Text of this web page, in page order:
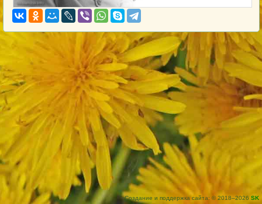
Создание и поддержка сайта: © 2018–2026 SK